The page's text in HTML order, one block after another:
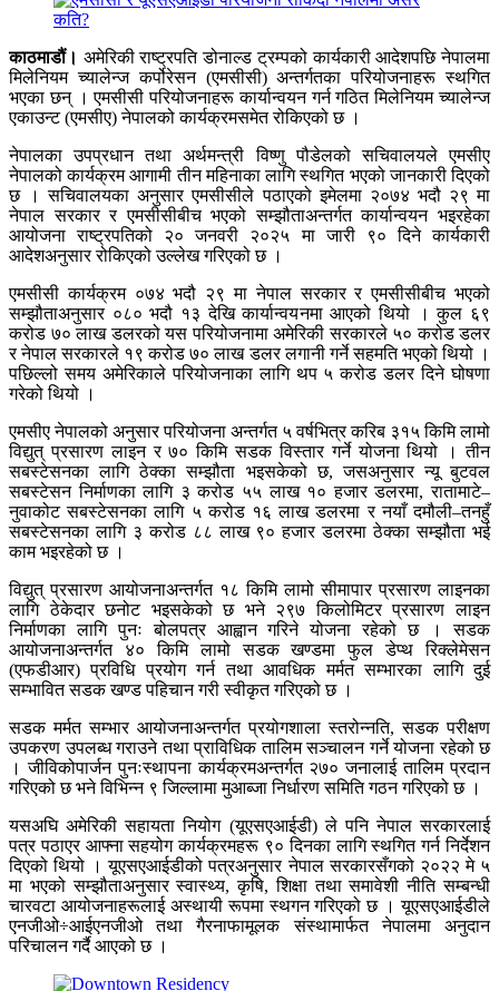
काठमाडौं। अमेरिकी राष्ट्रपति डोनाल्ड ट्रम्पको कार्यकारी आदेशपछि नेपालमा
मिलेनियम च्यालेन्ज कर्पोरेसन (एमसीसी) अन्तर्गतका परियोजनाहरू स्थगित
भएका छन् । एमसीसी परियोजनाहरू कार्यान्वयन गर्न गठित मिलेनियम च्यालेन्ज
एकाउन्ट (एमसीए) नेपालको कार्यक्रमसमेत रोकिएको छ ।
नेपालका उपप्रधान तथा अर्थमन्त्री विष्णु पौडेलको सचिवालयले एमसीए
नेपालको कार्यक्रम आगामी तीन महिनाका लागि स्थगित भएको जानकारी दिएको
छ । सचिवालयका अनुसार एमसीसीले पठाएको इमेलमा २०७४ भदौ २९ मा
नेपाल सरकार र एमसीसीबीच भएको सम्झौताअन्तर्गत कार्यान्वयन भइरहेका
आयोजना राष्ट्रपतिको २० जनवरी २०२५ मा जारी ९० दिने कार्यकारी
आदेशअनुसार रोकिएको उल्लेख गरिएको छ ।
एमसीसी कार्यक्रम ०७४ भदौ २९ मा नेपाल सरकार र एमसीसीबीच भएको
सम्झौताअनुसार ०८० भदौ १३ देखि कार्यान्वयनमा आएको थियो । कुल ६९
करोड ७० लाख डलरको यस परियोजनामा अमेरिकी सरकारले ५० करोड डलर
र नेपाल सरकारले १९ करोड ७० लाख डलर लगानी गर्ने सहमति भएको थियो ।
पछिल्लो समय अमेरिकाले परियोजनाका लागि थप ५ करोड डलर दिने घोषणा
गरेको थियो ।
एमसीए नेपालको अनुसार परियोजना अन्तर्गत ५ वर्षभित्र करिब ३१५ किमि लामो
विद्युत् प्रसारण लाइन र ७० किमि सडक विस्तार गर्ने योजना थियो । तीन
सबस्टेसनका लागि ठेक्का सम्झौता भइसकेको छ, जसअनुसार न्यू बुटवल
सबस्टेसन निर्माणका लागि ३ करोड ५५ लाख १० हजार डलरमा, रातामाटे–
नुवाकोट सबस्टेसनका लागि ५ करोड १६ लाख डलरमा र नयाँ दमौली–तनहुँ
सबस्टेसनका लागि ३ करोड ८८ लाख ९० हजार डलरमा ठेक्का सम्झौता भई
काम भइरहेको छ ।
विद्युत् प्रसारण आयोजनाअन्तर्गत १८ किमि लामो सीमापार प्रसारण लाइनका
लागि ठेकेदार छनोट भइसकेको छ भने २९७ किलोमिटर प्रसारण लाइन
निर्माणका लागि पुनः बोलपत्र आह्वान गरिने योजना रहेको छ । सडक
आयोजनाअन्तर्गत ४० किमि लामो सडक खण्डमा फुल डेप्थ रिक्लेमेसन
(एफडीआर) प्रविधि प्रयोग गर्न तथा आवधिक मर्मत सम्भारका लागि दुई
सम्भावित सडक खण्ड पहिचान गरी स्वीकृत गरिएको छ ।
सडक मर्मत सम्भार आयोजनाअन्तर्गत प्रयोगशाला स्तरोन्नति, सडक परीक्षण
उपकरण उपलब्ध गराउने तथा प्राविधिक तालिम सञ्चालन गर्ने योजना रहेको छ
। जीविकोपार्जन पुनःस्थापना कार्यक्रमअन्तर्गत २७० जनालाई तालिम प्रदान
गरिएको छ भने विभिन्न ९ जिल्लामा मुआब्जा निर्धारण समिति गठन गरिएको छ ।
यसअघि अमेरिकी सहायता नियोग (यूएसएआईडी) ले पनि नेपाल सरकारलाई
पत्र पठाएर आफ्ना सहयोग कार्यक्रमहरू ९० दिनका लागि स्थगित गर्न निर्देशन
दिएको थियो । यूएसएआईडीको पत्रअनुसार नेपाल सरकारसँगको २०२२ मे ५
मा भएको सम्झौताअनुसार स्वास्थ्य, कृषि, शिक्षा तथा समावेशी नीति सम्बन्धी
चारवटा आयोजनाहरूलाई अस्थायी रूपमा स्थगन गरिएको छ । यूएसएआईडीले
एनजीओ÷आईएनजीओ तथा गैरनाफामूलक संस्थामार्फत नेपालमा अनुदान
परिचालन गर्दै आएको छ ।